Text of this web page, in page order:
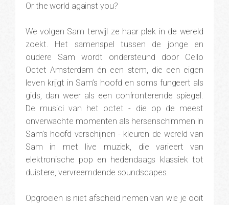
Or the world against you?
We volgen Sam terwijl ze haar plek in de wereld
zoekt. Het samenspel tussen de jonge en
oudere Sam wordt ondersteund door Cello
Octet Amsterdam én een stem, die een eigen
leven krijgt in Sam’s hoofd en soms fungeert als
gids, dan weer als een confronterende spiegel.
De musici van het octet - die op de meest
onverwachte momenten als hersenschimmen in
Sam’s hoofd verschijnen - kleuren de wereld van
Sam in met live muziek, die varieert van
elektronische pop en hedendaags klassiek tot
duistere, vervreemdende soundscapes.
Opgroeien is niet afscheid nemen van wie je ooit